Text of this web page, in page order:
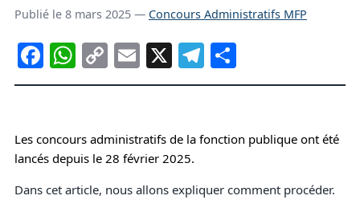
Publié le 8 mars 2025 — Concours Administratifs MFP
Facebook
WhatsApp
Copy
Link
Email
X Telegram
Partager
Les concours administratifs de la fonction publique ont été
lancés depuis le 28 février 2025.
Dans cet article, nous allons expliquer comment procéder.